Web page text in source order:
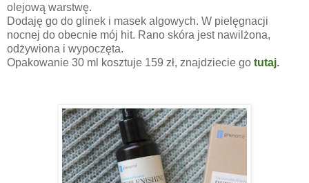
olejową warstwę.
Dodaję go do glinek i masek algowych. W pielęgnacji
nocnej do obecnie mój hit. Rano skóra jest nawilżona,
odżywiona i wypoczęta.
Opakowanie 30 ml kosztuje 159 zł, znajdziecie go tutaj.